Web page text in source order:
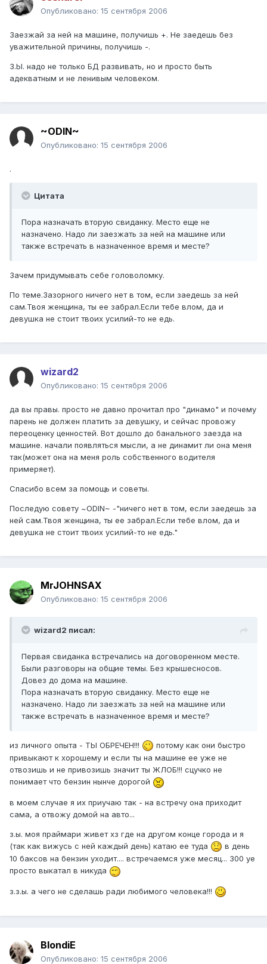
Опубликовано: 15 сентября 2006
Заезжай за ней на машине, получишь +. Не заедешь без
уважительной причины, получишь -.
З.Ы. надо не только БД развивать, но и просто быть
адекватным и не ленивым человеком.
~ODIN~
Опубликовано: 15 сентября 2006
.
Цитата
Пора назначать вторую свиданку. Место еще не
назначено. Надо ли заезжать за ней на машине или
также встречать в назначенное время и месте?
Зачем придумывать себе головоломку.
По теме.Зазорного ничего нет в том, если заедешь за ней
сам.Твоя женщина, ты ее забрал.Если тебе влом, да и
девушка не стоит твоих усилий-то не едь.
wizard2
Опубликовано: 15 сентября 2006
да вы правы. просто не давно прочитал про "динамо" и почему
парень не должен платить за девушку, и сейчас провожу
переоценку ценностей. Вот дошло до банального заезда на
машине. начали появляться мысли, а не динамит ли она меня
так(может она на меня роль собственного водителя
примеряет).
Спасибо всем за помощь и советы.
Последую совету ~ODIN~ -"ничего нет в том, если заедешь за
ней сам.Твоя женщина, ты ее забрал.Если тебе влом, да и
девушка не стоит твоих усилий-то не едь."
MrJOHNSAX
Опубликовано: 15 сентября 2006
wizard2 писал:
Первая свиданка встречались на договоренном месте.
Были разговоры на общие темы. Без крышесносов.
Довез до дома на машине.
Пора назначать вторую свиданку. Место еще не
назначено. Надо ли заезжать за ней на машине или
также встречать в назначенное время и месте?
из личного опыта - ТЫ ОБРЕЧЕН!!!
потому как они быстро
привыкают к хорошему и если ты на машине ее уже не
отвозишь и не привозишь значит ты ЖЛОБ!!! сцучко не
понимает что бензин нынче дорогой
в моем случае я их приучаю так - на встречу она приходит
сама, а отвожу домой на авто...
з.ы. моя праймари живет хз где на другом конце города и я
(так как вижусь с ней каждый день) катаю ее туда
в день
10 баксов на бензин уходит.... встречаемся уже месяц... 300 уе
просто выкатал в никуда
з.з.ы. а чего не сделашь ради любимого человека!!!
BlondiE
Опубликовано: 15 сентября 2006